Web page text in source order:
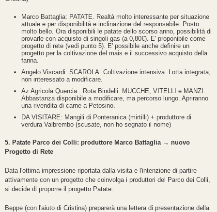
Marco Battaglia: PATATE. Realtà molto interessante per situazione
attuale e per disponibilità e inclinazione del responsabile. Posto
molto bello. Ora disponibili le patate dello scorso anno, possibilità di
provarle con acquisto di singoli gas (a 0,80€). E' proponibile come
progetto di rete (vedi punto 5). E' possibile anche definire un
progetto per la coltivazione del mais e il successivo acquisto della
farina.
Angelo Viscardi: SCAROLA. Coltivazione intensiva. Lotta integrata,
non interessato a modificare.
Az Agricola Quercia . Rota Bindelli: MUCCHE, VITELLI e MANZI.
Abbastanza disponibile a modificare, ma percorso lungo. Apriranno
una rivendita di carne a Petosino.
DA VISITARE: Mangili di Ponteranica (mirtilli) + produttore di
verdura Valbrembo (scusate, non ho segnato il nome)
5. Patate Parco dei Colli: produttore Marco Battaglia → nuovo
Progetto di Rete
Data l'ottima impressione riportata dalla visita e l'intenzione di partire
attivamente con un progetto che coinvolga i produttori del Parco dei Colli,
si decide di proporre il progetto Patate.
Beppe (con l'aiuto di Cristina) preparerà una lettera di presentazione della